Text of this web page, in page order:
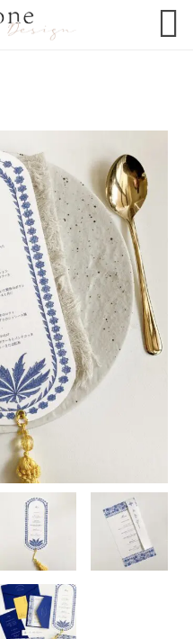
